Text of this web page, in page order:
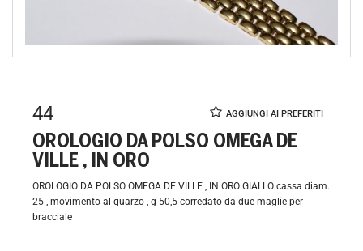
44
OROLOGIO DA POLSO OMEGA DE
VILLE , IN ORO
OROLOGIO DA POLSO OMEGA DE VILLE , IN ORO GIALLO cassa diam.
25 , movimento al quarzo , g 50,5 corredato da due maglie per
bracciale